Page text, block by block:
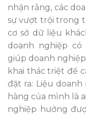
nhận rằng, các
sự vượt trội trong
cơ sở dữ liệu
doanh nghiệp có
giúp doanh
khai thác triệt để
đặt ra: Liệu
hàng của mình là
nghiệp hưởng